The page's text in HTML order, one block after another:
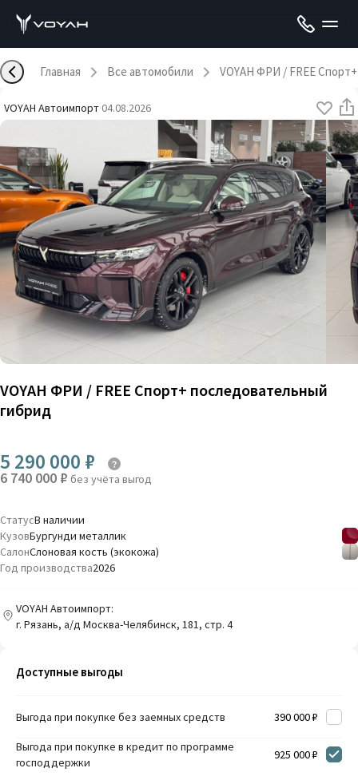
Главная Все автомобили VOYAH ФРИ / FREE
VOYAH Автоимпорт·04.08.2026
VOYAH ФРИ / FREE Спорт+ последовательный
гибрид
5 290 000 ₽
6 740 000 ₽ без учёта выгод
СтатусВ наличии
КузовБургунди металлик
СалонСлоновая кость (экокожа)
Год производства2026
VOYAH Автоимпорт:
г. Рязань, a/д Москва-Челябинск, 181, стр. 4
Доступные выгоды
Выгода при покупке без заемных средств 390 000 ₽
Выгода при покупке в кредит по программе
господдержки
925 000 ₽